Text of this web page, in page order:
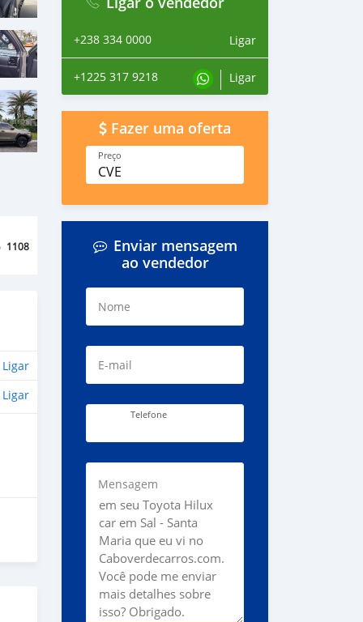
1108
Ligar
Ligar
+238 334 0000 Ligar
+1225 317 9218 Ligar
Fazer uma oferta
Preço
CVE
Enviar mensagem
ao vendedor
Nome
E-mail
Telefone
Mensagem